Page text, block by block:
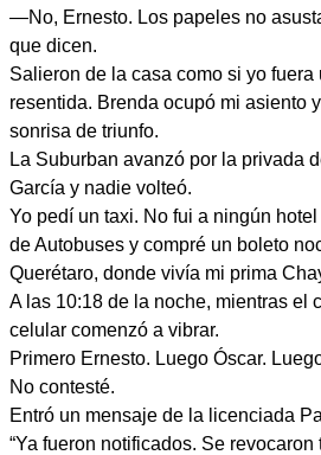
—No, Ernesto. Los papeles no
que dicen.
Salieron de la casa como si yo fuera
resentida. Brenda ocupó mi asiento
sonrisa de triunfo.
La Suburban avanzó por la privada
García y nadie volteó.
Yo pedí un taxi. No fui a ningún hotel
de Autobuses y compré un boleto
Querétaro, donde vivía mi prima
A las 10:18 de la noche, mientras el
celular comenzó a vibrar.
Primero Ernesto. Luego Óscar.
No contesté.
Entró un mensaje de la licenciada
“Ya fueron notificados. Se